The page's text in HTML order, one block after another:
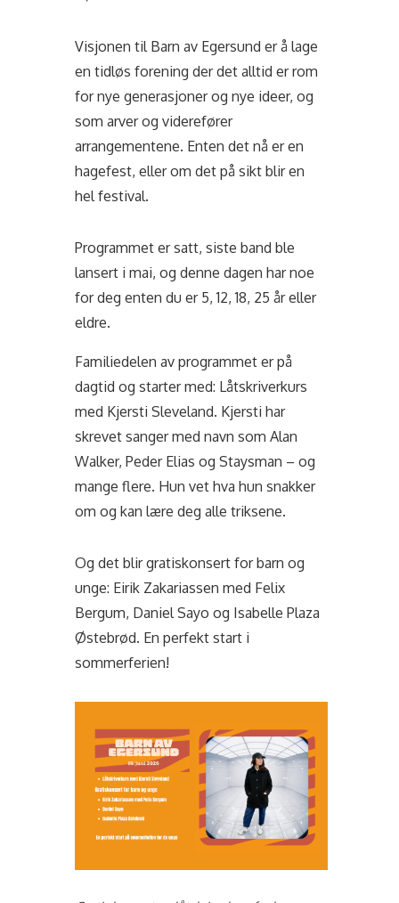
Visjonen til Barn av Egersund er å lage
en tidløs forening der det alltid er rom
for nye generasjoner og nye ideer, og
som arver og viderefører
arrangementene. Enten det nå er en
hagefest, eller om det på sikt blir en
hel festival.
Programmet er satt, siste band ble
lansert i mai, og denne dagen har noe
for deg enten du er 5, 12, 18, 25 år eller
eldre.
Familiedelen av programmet er på
dagtid og starter med: Låtskriverkurs
med Kjersti Sleveland. Kjersti har
skrevet sanger med navn som Alan
Walker, Peder Elias og Staysman – og
mange flere. Hun vet hva hun snakker
om og kan lære deg alle triksene.
Og det blir gratiskonsert for barn og
unge: Eirik Zakariassen med Felix
Bergum, Daniel Sayo og Isabelle Plaza
Østebrød. En perfekt start i
sommerferien!